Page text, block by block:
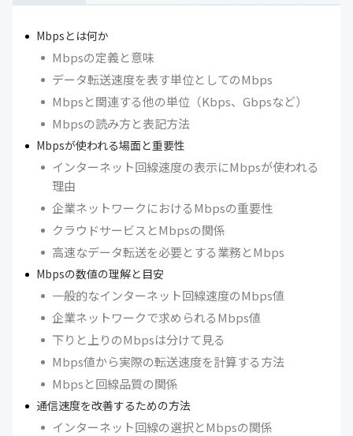
Mbpsとは何か
Mbpsの定義と意味
データ転送速度を表す単位としてのMbps
Mbpsと関連する他の単位（Kbps、Gbpsなど）
Mbpsの読み方と表記方法
Mbpsが使われる場面と重要性
インターネット回線速度の表示にMbpsが使われる
理由
企業ネットワークにおけるMbpsの重要性
クラウドサービスとMbpsの関係
高速なデータ転送を必要とする業務とMbps
Mbpsの数値の理解と目安
一般的なインターネット回線速度のMbps値
企業ネットワークで求められるMbps値
下りと上りのMbpsは分けて見る
Mbps値から実際の転送速度を計算する方法
Mbpsと回線品質の関係
通信速度を改善するための方法
インターネット回線の選択とMbpsの関係